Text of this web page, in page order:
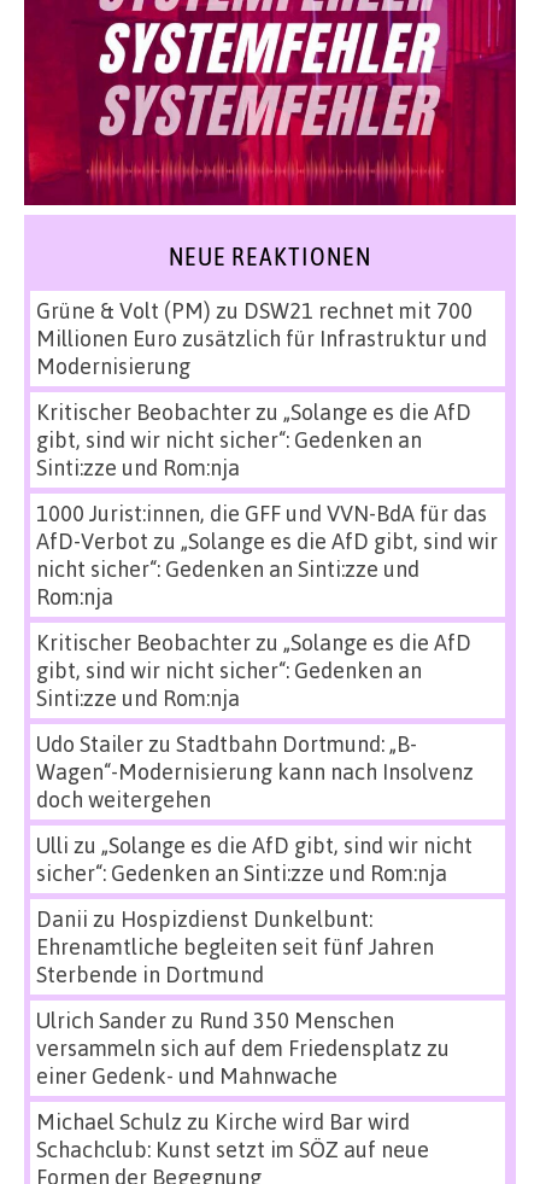
NEUE REAKTIONEN
Grüne & Volt (PM) zu DSW21 rechnet mit 700
Millionen Euro zusätzlich für Infrastruktur und
Modernisierung
Kritischer Beobachterzu „Solange es die AfD
gibt, sind wir nicht sicher“: Gedenken an
Sinti:zze und Rom:nja
1000 Jurist:innen, die GFF und VVN-BdA für das
AfD-Verbot zu „Solange es die AfD gibt, sind wir
nicht sicher“: Gedenken an Sinti:zze und
Rom:nja
Kritischer Beobachterzu „Solange es die AfD
gibt, sind wir nicht sicher“: Gedenken an
Sinti:zze und Rom:nja
Udo Stailerzu Stadtbahn Dortmund: „B-
Wagen“-Modernisierung kann nach Insolvenz
doch weitergehen
Ulli zu „Solange es die AfD gibt, sind wir nicht
sicher“: Gedenken an Sinti:zze und Rom:nja
Danii zu Hospizdienst Dunkelbunt:
Ehrenamtliche begleiten seit fünf Jahren
Sterbende in Dortmund
Ulrich Sanderzu Rund 350 Menschen
versammeln sich auf dem Friedensplatz zu
einer Gedenk- und Mahnwache
Michael Schulz zu Kirche wird Bar wird
Schachclub: Kunst setzt im SÖZ auf neue
Formen der Begegnung